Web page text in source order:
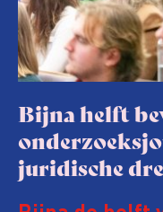
Bijna helft
juridische